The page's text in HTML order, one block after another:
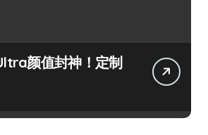
颜值封神！定制